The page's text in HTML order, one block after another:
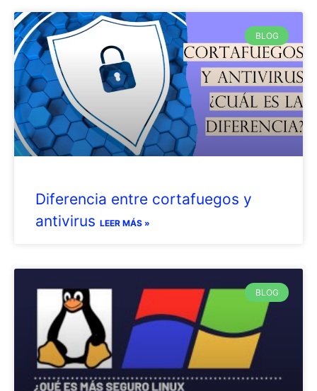
BLOG
Diferencia entre cortafuegos y
antivirus LEER MÁS »
BLOG